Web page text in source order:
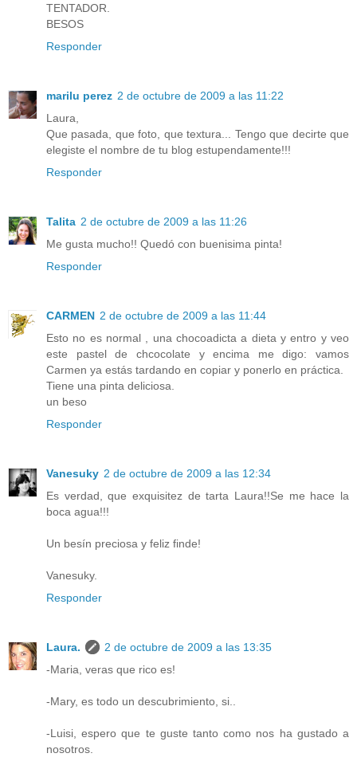
TENTADOR.
BESOS
Responder
marilu perez 2 de octubre de 2009 a las 11:22
Laura,
Que pasada, que foto, que textura... Tengo que decirte que
elegiste el nombre de tu blog estupendamente!!!
Responder
Talita 2 de octubre de 2009 a las 11:26
Me gusta mucho!! Quedó con buenisima pinta!
Responder
CARMEN 2 de octubre de 2009 a las 11:44
Esto no es normal , una chocoadicta a dieta y entro y veo
este pastel de chcocolate y encima me digo: vamos
Carmen ya estás tardando en copiar y ponerlo en práctica.
Tiene una pinta deliciosa.
un beso
Responder
Vanesuky 2 de octubre de 2009 a las 12:34
Es verdad, que exquisitez de tarta Laura!!Se me hace la
boca agua!!!
Un besín preciosa y feliz finde!
Vanesuky.
Responder
Laura.
2 de octubre de 2009 a las 13:35
-Maria, veras que rico es!
-Mary, es todo un descubrimiento, si..
-Luisi, espero que te guste tanto como nos ha gustado a
nosotros.